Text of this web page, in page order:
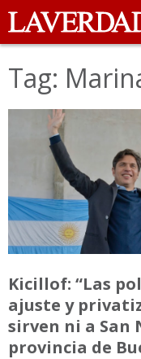
Tag:
Kicillof: “Las
ajuste y
sirven ni a San
provincia de